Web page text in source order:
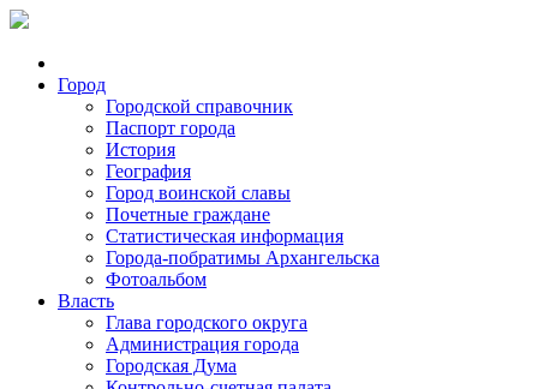
Город
Городской справочник
Паспорт города
История
География
Город воинской славы
Почетные граждане
Статистическая информация
Города-побратимы Архангельска
Фотоальбом
Власть
Глава городского округа
Администрация города
Городская Дума